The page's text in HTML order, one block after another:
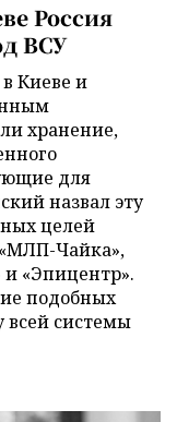
Россия
ВСУ
Киеве и
хранение,
для
назвал эту
целей
Чайка»,
и «Эпицентр».
подобных
всей системы